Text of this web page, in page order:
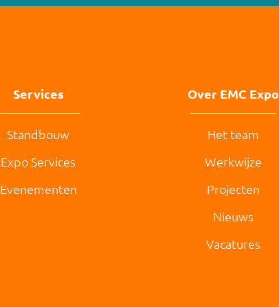
Services
Standbouw
Expo Services
Evenementen
Over EMC Expo
Het team
Werkwijze
Projecten
Nieuws
Vacatures